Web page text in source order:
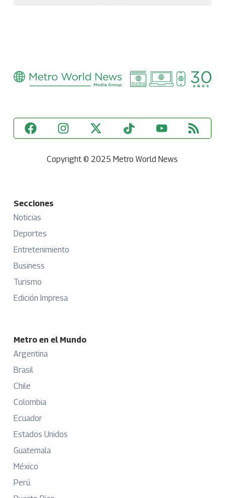
Copyright © 2025 Metro World News
Secciones
Noticias
Deportes
Entretenimiento
Business
Turismo
Edición Impresa
Metro en el Mundo
Argentina
Brasil
Chile
Colombia
Ecuador
Estados Unidos
Guatemala
México
Perú